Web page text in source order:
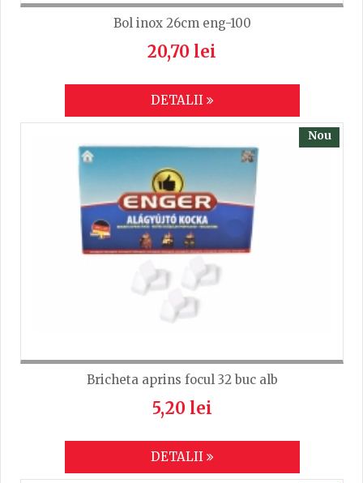
Bol inox 26cm eng-100
20,70 lei
DETALII
Nou
Bricheta aprins focul 32 buc alb
5,20 lei
DETALII